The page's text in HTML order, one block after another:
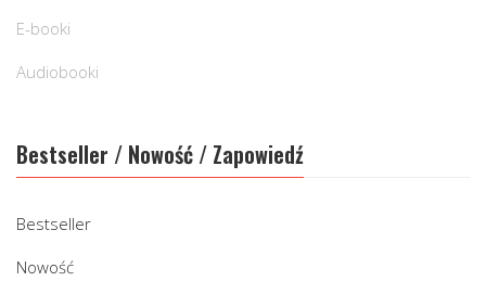
E-booki
Audiobooki
Bestseller / Nowość / Zapowiedź
Bestseller
Nowość